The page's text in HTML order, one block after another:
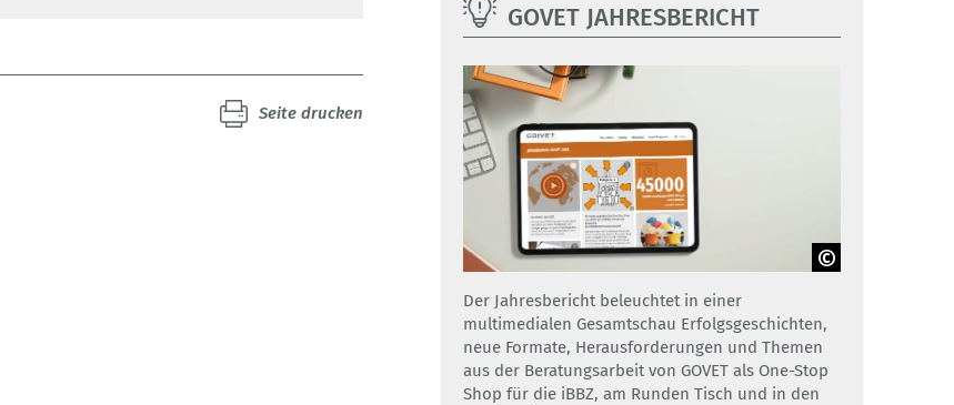
Seite drucken
GOVET JAHRESBERICHT
Adobe Stock / GOVET
Der Jahresbericht beleuchtet in einer
multimedialen Gesamtschau Erfolgsgeschichten,
neue Formate, Herausforderungen und Themen
aus der Beratungsarbeit von GOVET als One-Stop
Shop für die iBBZ, am Runden Tisch und in den